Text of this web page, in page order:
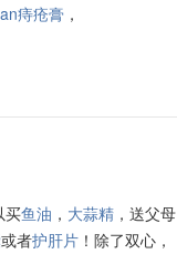
痔疮膏 ，
买鱼油 ， 大蒜精 ，送父母
或者护肝片 ！除了双心，